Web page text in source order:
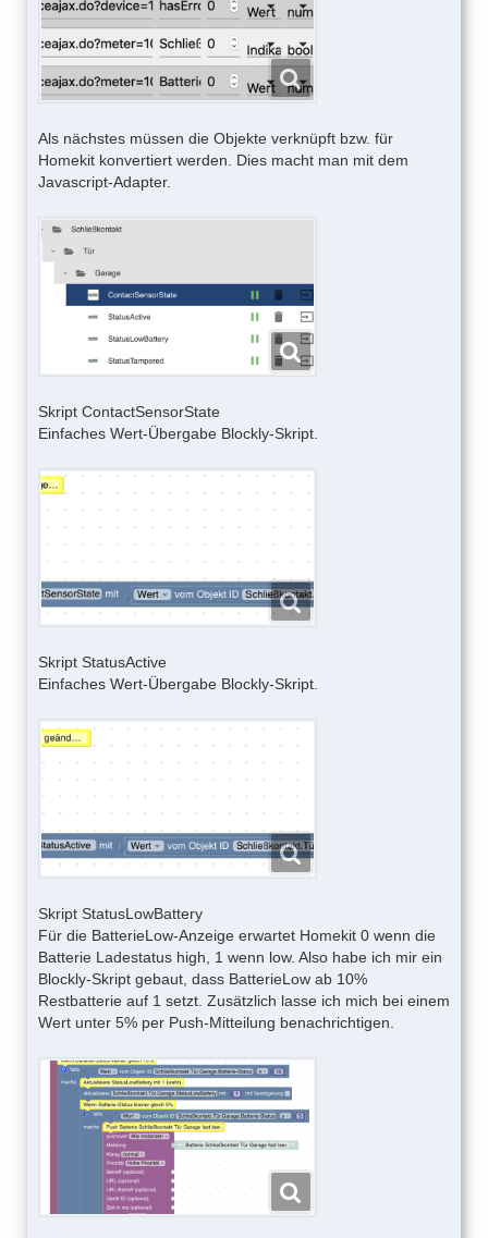
Als nächstes müssen die Objekte verknüpft bzw. für
Homekit konvertiert werden. Dies macht man mit dem
Javascript-Adapter.
Skript ContactSensorState
Einfaches Wert-Übergabe Blockly-Skript.
Skript StatusActive
Einfaches Wert-Übergabe Blockly-Skript.
Skript StatusLowBattery
Für die BatterieLow-Anzeige erwartet Homekit 0 wenn die
Batterie Ladestatus high, 1 wenn low. Also habe ich mir ein
Blockly-Skript gebaut, dass BatterieLow ab 10%
Restbatterie auf 1 setzt. Zusätzlich lasse ich mich bei einem
Wert unter 5% per Push-Mitteilung benachrichtigen.